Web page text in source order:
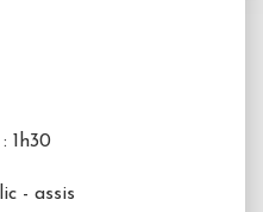
: 1h30
- assis